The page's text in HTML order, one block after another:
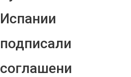
Испании
подписали
соглашени